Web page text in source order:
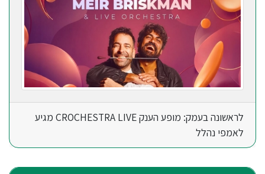
לראשונה בעמק: מופע הענק CROCHESTRA LIVE מגיע
לאמפי נהלל